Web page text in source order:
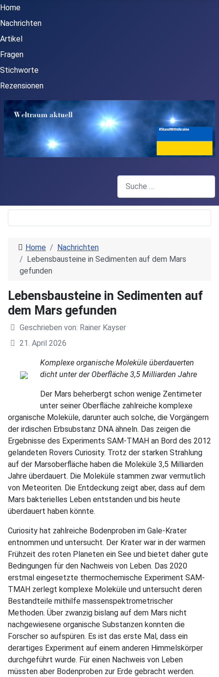
Home
Nachrichten
Artikel
Fragen
Stichworte
Rezensionen
Home
Nachrichten
Lebensbausteine in Sedimenten auf dem Mars
gefunden
Lebensbausteine in Sedimenten auf
dem Mars gefunden
Geschrieben von: Rainer Kayser
21. April 2026
Komplexe organische Moleküle überdauerten
dicht unter der Oberfläche 3,5 Milliarden Jahre
Der Mars beherbergt schon wenige Zentimeter
unter seiner Oberfläche zahlreiche komplexe
organische Moleküle, darunter auch solche, die Vorgängern
der irdischen Erbsubstanz DNA ähneln. Das zeigen die
Ergebnisse des Experiments SAM-TMAH an Bord des 2012
gelandeten Rovers Curiosity. Trotz der starken Strahlung
auf der Marsoberfläche haben die Moleküle 3,5 Milliarden
Jahre überdauert. Die Moleküle stammen zwar vermutlich
von Meteoriten. Die Entdeckung zeigt aber, dass auf dem
Mars bakterielles Leben entstanden und bis heute
überdauert haben könnte.
Curiosity hat zahlreiche Bodenproben im Gale-Krater
entnommen und untersucht. Der Krater war in der warmen
Frühzeit des roten Planeten ein See und bietet daher gute
Bedingungen für den Nachweis von Leben. Das 2020
erstmal eingesetzte thermochemische Experiment SAM-
TMAH zerlegt komplexe Moleküle und untersucht deren
Bestandteile mithilfe massenspektrometrischer
Methoden. Über zwanzig bislang auf dem Mars nicht
nachgewiesene organische Substanzen konnten die
Forscher so aufspüren. Es ist das erste Mal, dass ein
derartiges Experiment auf einem anderen Himmelskörper
durchgeführt wurde. Für einen Nachweis von Leben
müssten aber Bodenproben zur Erde gebracht werden.